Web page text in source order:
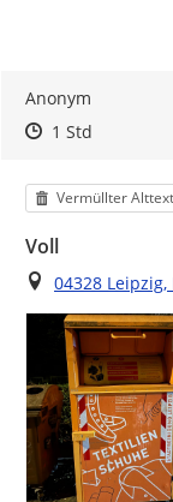
Anonym
Zeitpunkt des
Zeitpunkt des
1 StdZur
Kategorie
Vermüllter
Voll
Ort
04328